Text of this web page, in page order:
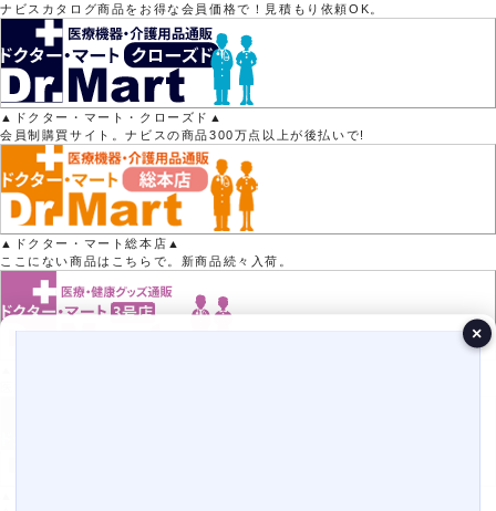
ナビスカタログ商品をお得な会員価格で！見積もり依頼OK。
▲ドクター・マート・クローズド▲
会員制購買サイト。ナビスの商品300万点以上が後払いで!
▲ドクター・マート総本店▲
ここにない商品はこちらで。新商品続々入荷。
×